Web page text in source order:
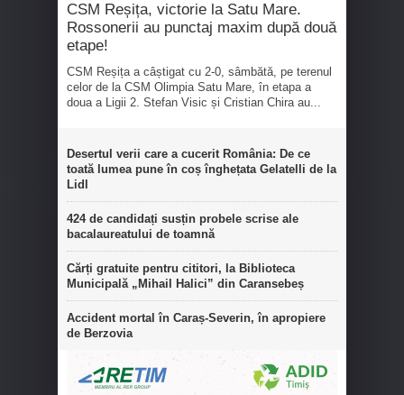
CSM Reșița, victorie la Satu Mare.
Rossonerii au punctaj maxim după două
etape!
CSM Reșița a câștigat cu 2-0, sâmbătă, pe terenul
celor de la CSM Olimpia Satu Mare, în etapa a
doua a Ligii 2. Stefan Visic și Cristian Chira au...
Desertul verii care a cucerit România: De ce
toată lumea pune în coș înghețata Gelatelli de la
Lidl
424 de candidați susțin probele scrise ale
bacalaureatului de toamnă
Cărți gratuite pentru cititori, la Biblioteca
Municipală „Mihail Halici” din Caransebeș
Accident mortal în Caraș-Severin, în apropiere
de Berzovia